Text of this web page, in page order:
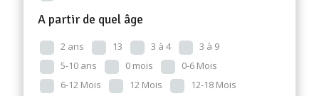
A partir de quel âge
2 ans 13 3 à 4
3 à 9
5-10 ans
0 mois
0-6 Mois
6-12 Mois
12 Mois
12-18 Mois